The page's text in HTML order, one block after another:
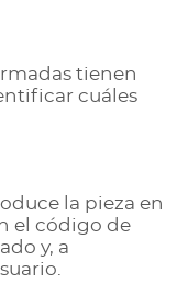
tienen
cuáles
la pieza en
el código de
y, a